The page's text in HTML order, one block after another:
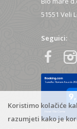
Koristimo kolačiće
razumjeti kako je
51551 Veli
Seguici: